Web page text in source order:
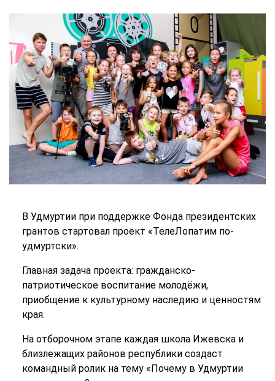
В Удмуртии при поддержке Фонда президентских
грантов стартовал проект «ТелеЛопатим по-
удмуртски».
Главная задача проекта: гражданско-
патриотическое воспитание молодёжи,
приобщение к культурному наследию и ценностям
края.
На отборочном этапе каждая школа Ижевска и
близлежащих районов республики создаст
командный ролик на тему «Почему в Удмуртии